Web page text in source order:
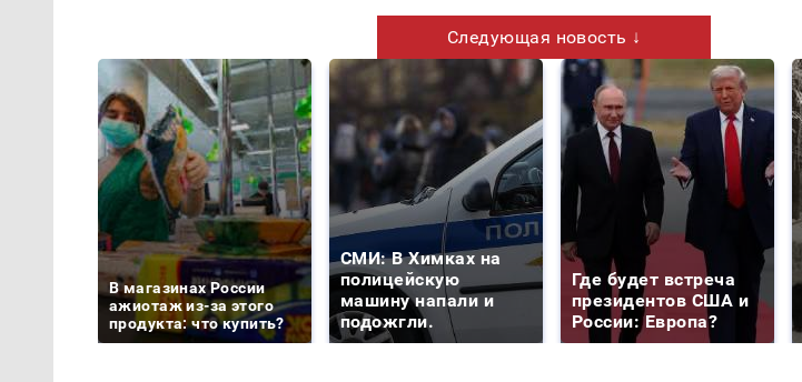
Следующая новость ↓
В магазинах России
ажиотаж из-за этого
продукта: что купить?
СМИ: В Химках на
полицейскую
машину напали и
подожгли.
Где будет встреча
президентов США и
России: Европа?